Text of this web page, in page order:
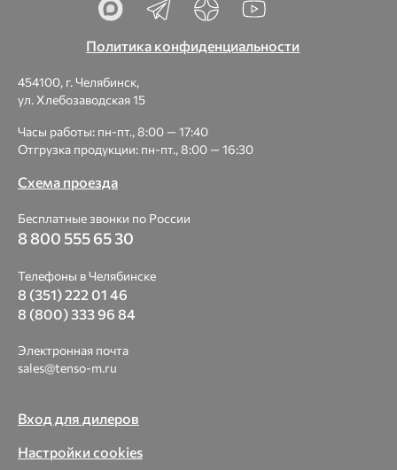
Политика конфиденциальности
454100, г. Челябинск,
ул. Хлебозаводская 15
Часы работы: пн-пт., 8:00 — 17:40
Отгрузка продукции: пн-пт., 8:00 — 16:30
Схема проезда
Бесплатные звонки по России
8 800 555 65 30
Телефоны в Челябинске
8 (351) 222 01 46
8 (800) 333 96 84
Электронная почта
sales@tenso-m.ru
Вход для дилеров
Настройки cookies